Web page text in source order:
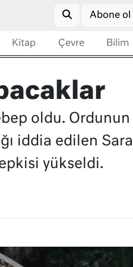
Abone ol
Kitap Çevre Bilim
oldu. Ordunun
iddia edilen Sara
yükseldi.